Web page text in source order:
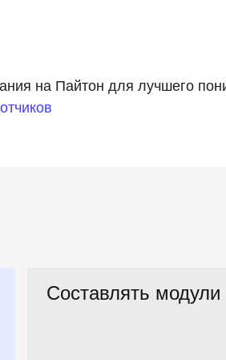
на Пайтон для лучшего
Составлять модули